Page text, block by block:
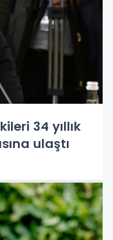
34 yıllık
ulaştı